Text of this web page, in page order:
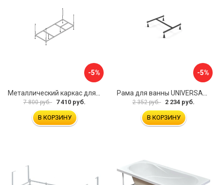
-5%
Металлический каркас для акриловой ванны Cezares EMP-170-70-MF-R
7 800 руб. 7 410 руб.
В КОРЗИНУ
-5%
Рама для ванны UNIVERSAL Cersanit K-RW-UNIVERSAL160-170
2 352 руб. 2 234 руб.
В КОРЗИНУ